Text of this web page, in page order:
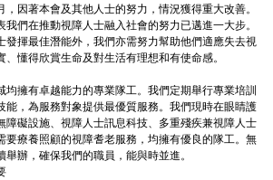
因著本會及其他人士的努力，情況獲得重大改善。
們在推動視障人士融入社會的努力已邁進一大步。
發揮最佳潛能外，我們亦需努力幫助他們適應失去視
懂得欣賞生命及對生活有理想和有使命感。
均擁有卓越能力的專業隊工。我們定期舉行專業培訓
能，為服務對象提供最優質服務。我們現時在眼睛護
障礙設施、視障人士訊息科技、多重殘疾兼視障人士
要療養照顧的視障耆老服務，均擁有優良的隊工。無
辦，確保我們的職員，能與時並進。